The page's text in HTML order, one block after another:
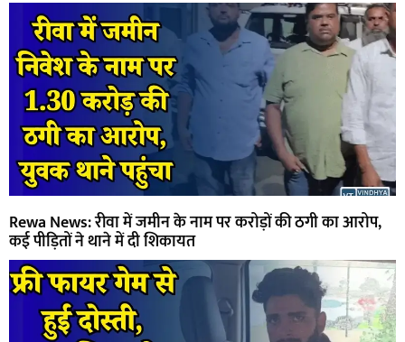
Rewa News: रीवा में जमीन के नाम पर करोड़ों की ठगी का आरोप,
कई पीड़ितों ने थाने में दी शिकायत